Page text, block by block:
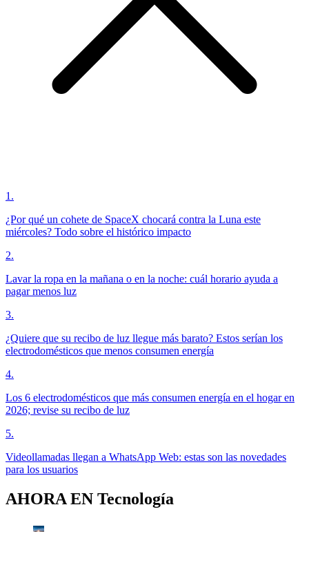
1 .
¿Por qué un cohete de SpaceX chocará contra la Luna este
miércoles? Todo sobre el histórico impacto
2.
Lavar la ropa en la mañana o en la noche: cuál horario ayuda a
pagar menos luz
3.
¿Quiere que su recibo de luz llegue más barato? Estos serían los
electrodomésticos que menos consumen energía
4.
Los 6 electrodomésticos que más consumen energía en el hogar en
2026; revise su recibo de luz
5.
Videollamadas llegan a WhatsApp Web: estas son las novedades
para los usuarios
AHORA EN Tecnología